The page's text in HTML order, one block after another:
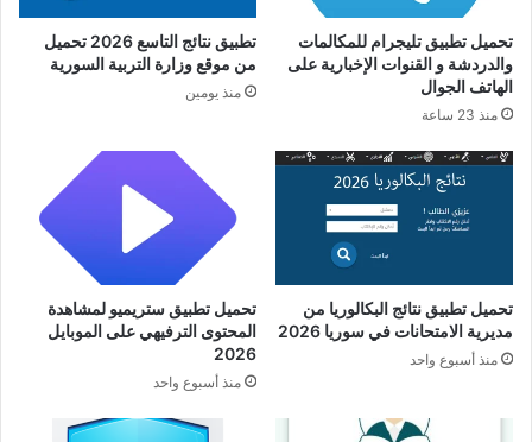
تحميل تطبيق تليجرام للمكالمات
والدردشة و القنوات الإخبارية على
الهاتف الجوال
منذ 23 ساعة
تطبيق نتائج التاسع 2026 تحميل
من موقع وزارة التربية السورية
منذ يومين
تحميل تطبيق نتائج البكالوريا من
مديرية الامتحانات في سوريا 2026
منذ أسبوع واحد
تحميل تطبيق ستريميو لمشاهدة
المحتوى الترفيهي على الموبايل
2026
منذ أسبوع واحد